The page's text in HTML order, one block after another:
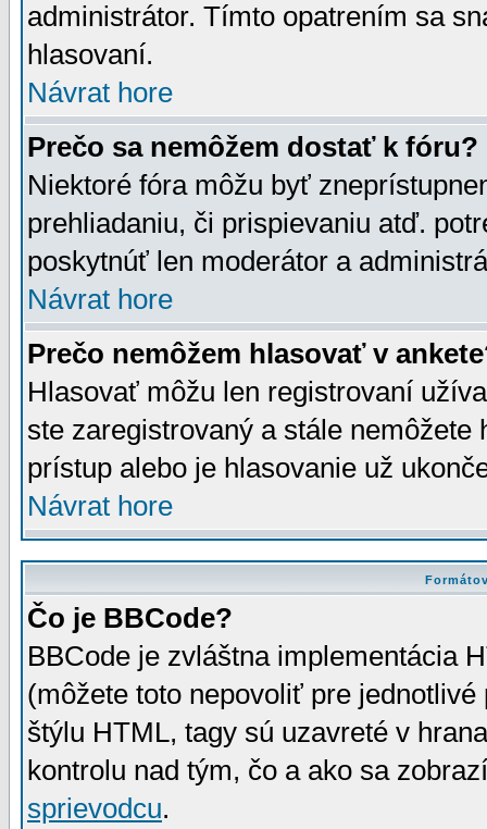
administrátor. Tímto opatrením sa
hlasovaní.
Návrat hore
Prečo sa nemôžem dostať k fóru?
Niektoré fóra môžu byť
prehliadaniu, či prispievaniu atď.
poskytnúť len moderátor a
Návrat hore
Prečo nemôžem hlasovať v
Hlasovať môžu len registrovaní
ste zaregistrovaný a stále
prístup alebo je hlasovanie už
Návrat hore
Čo je BBCode?
BBCode je zvláštna implementácia
(môžete toto nepovoliť pre
štýlu HTML, tagy sú uzavreté v
kontrolu nad tým, čo a ako sa
sprievodcu.